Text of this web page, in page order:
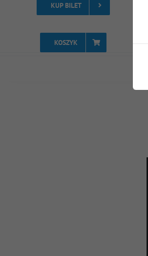
KUP BILET
KOSZYK